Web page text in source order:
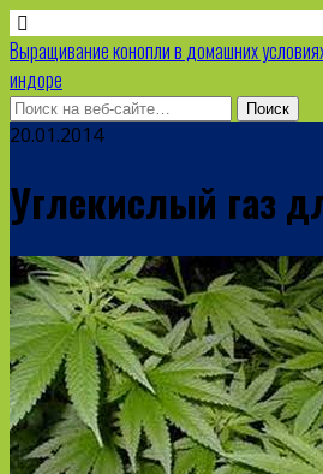
Выращивание конопли в домашних
индоре
20.01.2014
Углекислый газ